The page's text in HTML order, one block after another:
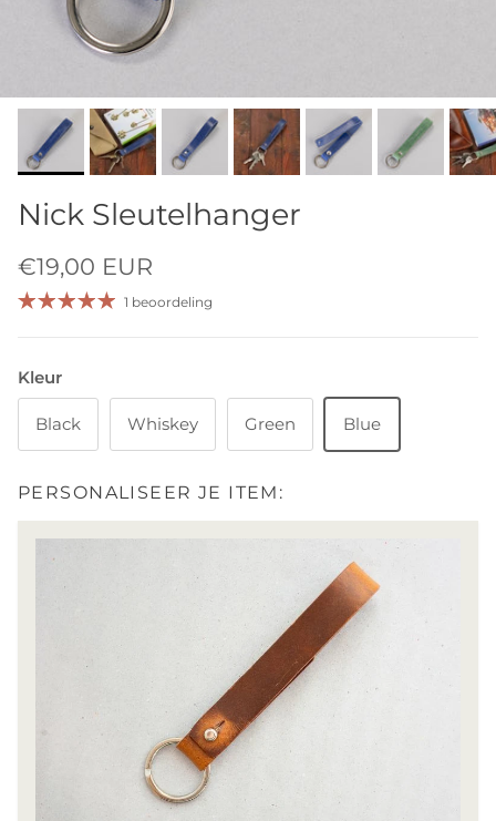
Nick Sleutelhanger
€19,00 EUR
1 beoordeling
Kleur
Black Whiskey Green Blue
PERSONALISEER JE ITEM: